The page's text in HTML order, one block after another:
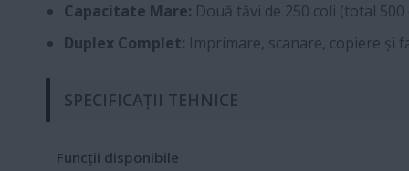
Capacitate Mare: Două tăvi de 250 coli (total 500
Duplex Complet: Imprimare, scanare, copiere și
SPECIFICAȚII TEHNICE
Funcții disponibile